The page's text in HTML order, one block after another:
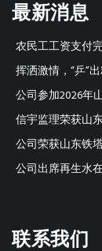
最新消息
农民工工资支付
挥洒激情，“乒”
公司参加2026年
信宇监理荣获山
公司荣获山东铁
公司出席再生水
联系我们